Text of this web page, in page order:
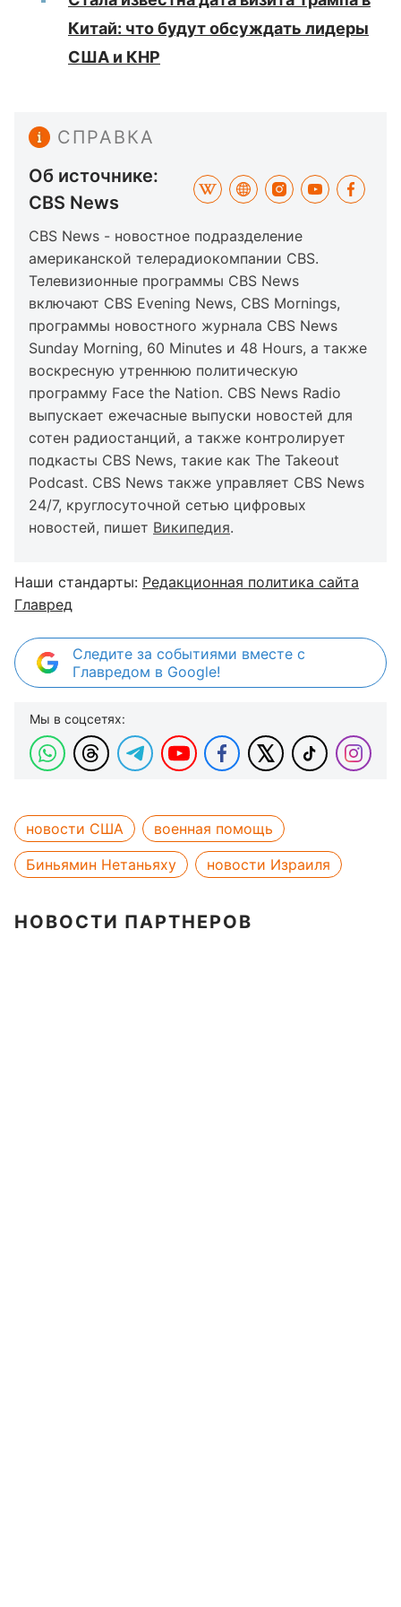
Китай: что будут обсуждать лидеры
США и КНР
СПРАВКА
Об источнике:
CBS News
CBS News - новостное подразделение
американской телерадиокомпании CBS.
Телевизионные программы CBS News
включают CBS Evening News, CBS Mornings,
программы новостного журнала CBS News
Sunday Morning, 60 Minutes и 48 Hours, а также
воскресную утреннюю политическую
программу Face the Nation. CBS News Radio
выпускает ежечасные выпуски новостей для
сотен радиостанций, а также контролирует
подкасты CBS News, такие как The Takeout
Podcast. CBS News также управляет CBS News
24/7, круглосуточной сетью цифровых
новостей, пишет Википедия.
Наши стандарты: Редакционная политика сайта
Главред
Следите за событиями вместе с
Главредом в Google!
Мы в соцсетях:
новости США
военная помощь
Биньямин Нетаньяху
новости Израиля
НОВОСТИ ПАРТНЕРОВ